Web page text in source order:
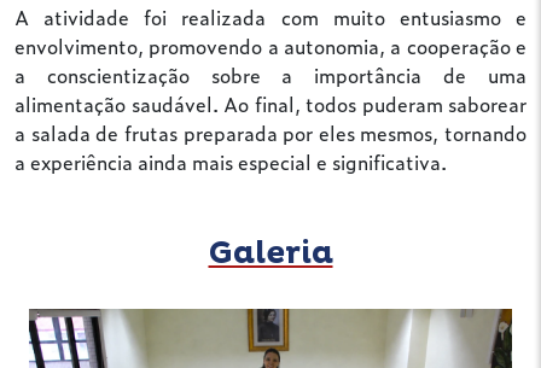
A atividade foi realizada com muito entusiasmo e
envolvimento, promovendo a autonomia, a cooperação e
a conscientização sobre a importância de uma
alimentação saudável. Ao final, todos puderam saborear
a salada de frutas preparada por eles mesmos, tornando
a experiência ainda mais especial e significativa.
Galeria